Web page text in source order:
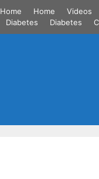
Home Home Videos
Diabetes
Diabetes